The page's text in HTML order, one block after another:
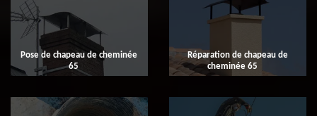
Pose de chapeau de cheminée
65
Réparation de chapeau de
cheminée 65